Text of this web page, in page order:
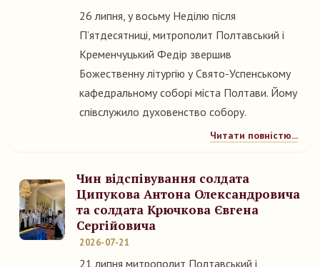
26 липня, у восьму Неділю після
П’ятдесятниці, митрополит Полтавський і
Кременчуцький Федір звершив
Божественну літургію у Свято-Успенському
кафедральному соборі міста Полтави. Йому
співслужило духовенство собору.
Читати повністю...
Чин відспівування солдата
Ципукова Антона Олександровича
та солдата Крючкова Євгена
Сергійовича
2026-07-21
21 липня митрополит Полтавський і